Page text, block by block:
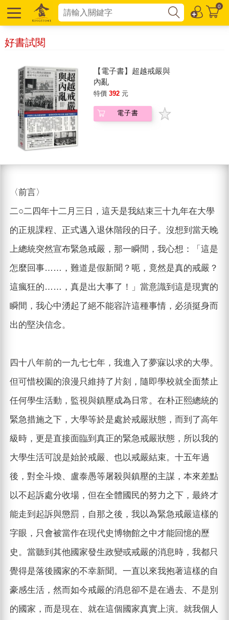
0
好書試閱
【電子書】超越戒嚴與
內亂
特價 392 元
電子書
〈前言〉
二○二四年十二月三日，這天是我結束三十九年在大學
的正規課程、正式邁入退休階段的日子。沒想到當天晚
上總統突然宣布緊急戒嚴，那一瞬間，我心想：「這是
怎麼回事……，難道是假新聞？呃，竟然是真的戒嚴？
這瘋狂的……，真是出大事了！」當意識到這是現實的
瞬間，我心中湧起了絕不能容許這種事情，必須挺身而
出的堅決信念。
四十八年前的一九七七年，我進入了夢寐以求的大學。
但可惜校園的浪漫只維持了片刻，隨即學校就全面禁止
任何學生活動，監視與鎮壓成為日常。在朴正熙總統的
緊急措施之下，大學等於是處於戒嚴狀態，而到了高年
級時，更是直接面臨到真正的緊急戒嚴狀態，所以我的
大學生活可說是始於戒嚴、也以戒嚴結束。十五年過
後，對全斗煥、盧泰愚等屠殺與鎮壓的主謀，本來差點
以不起訴處分收場，但在全體國民的努力之下，最終才
能走到起訴與懲罰，自那之後，我以為緊急戒嚴這樣的
字眼，只會被當作在現代史博物館之中才能回憶的歷
史。當聽到其他國家發生政變或戒嚴的消息時，我都只
覺得是落後國家的不幸新聞。一直以來我抱著這樣的自
豪感生活，然而如今戒嚴的消息卻不是在過去、不是別
的國家，而是現在、就在這個國家真實上演。就我個人